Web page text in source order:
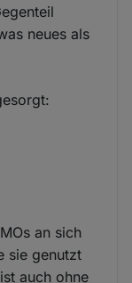
neues als
an sich
sie genutzt
auch ohne